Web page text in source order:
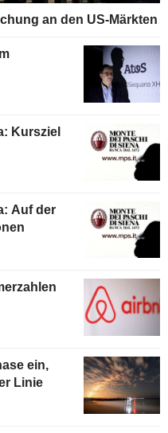
an den US-Märkten
Kursziel
Auf der
ein,
Linie